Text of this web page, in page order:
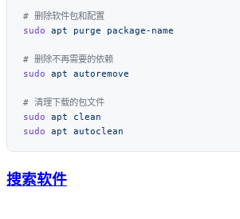
sudo apt purge
sudo apt
sudo apt
sudo apt
搜索软件